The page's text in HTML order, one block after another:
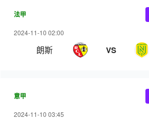
法甲
2024-11-10 02:00
朗斯 VS
意甲
2024-11-10 03:45